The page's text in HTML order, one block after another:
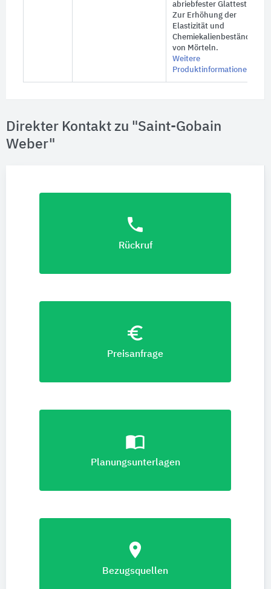
abriebfester Glattestriche.
Zur Erhöhung der
Elastizität und
Chemiekalienbeständigkeit
von Mörteln.
Weitere
Produktinformationen
Direkter Kontakt zu "Saint-Gobain
Weber"
phone
Rückruf
euro_symbol
Preisanfrage
import_contacts
Planungsunterlagen
location_on
Bezugsquellen